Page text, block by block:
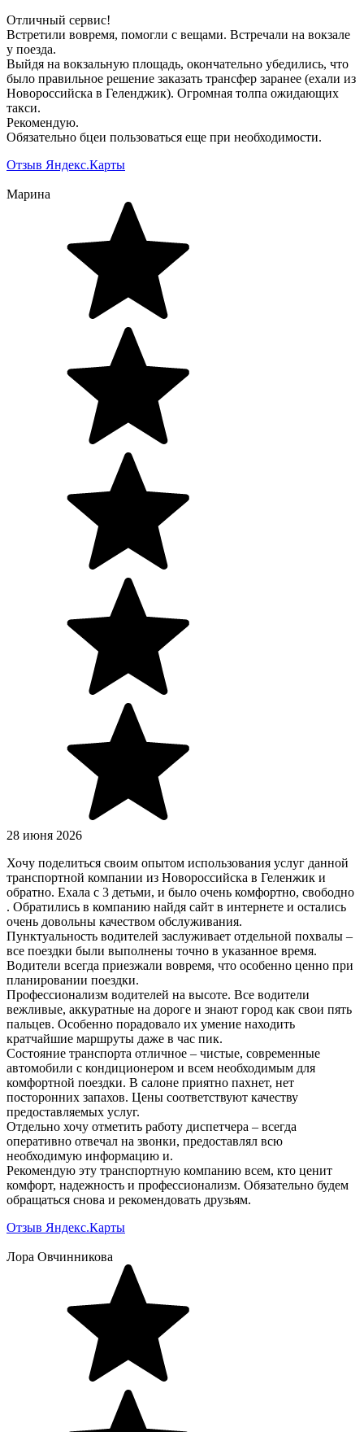
Отличный сервис!
Встретили вовремя, помогли с вещами. Встречали на вокзале
у поезда.
Выйдя на вокзальную площадь, окончательно убедились, что
было правильное решение заказать трансфер заранее (ехали из
Новороссийска в Геленджик). Огромная толпа ожидающих
такси.
Рекомендую.
Обязательно бцеи пользоваться еще при необходимости.
Отзыв Яндекс.Карты
Марина
28 июня 2026
Хочу поделиться своим опытом использования услуг данной
транспортной компании из Новороссийска в Геленжик и
обратно. Ехала с 3 детьми, и было очень комфортно, свободно
. Обратились в компанию найдя сайт в интернете и остались
очень довольны качеством обслуживания.
Пунктуальность водителей заслуживает отдельной похвалы –
все поездки были выполнены точно в указанное время.
Водители всегда приезжали вовремя, что особенно ценно при
планировании поездки.
Профессионализм водителей на высоте. Все водители
вежливые, аккуратные на дороге и знают город как свои пять
пальцев. Особенно порадовало их умение находить
кратчайшие маршруты даже в час пик.
Состояние транспорта отличное – чистые, современные
автомобили с кондиционером и всем необходимым для
комфортной поездки. В салоне приятно пахнет, нет
посторонних запахов. Цены соответствуют качеству
предоставляемых услуг.
Отдельно хочу отметить работу диспетчера – всегда
оперативно отвечал на звонки, предоставлял всю
необходимую информацию и.
Рекомендую эту транспортную компанию всем, кто ценит
комфорт, надежность и профессионализм. Обязательно будем
обращаться снова и рекомендовать друзьям.
Отзыв Яндекс.Карты
Лора Овчинникова